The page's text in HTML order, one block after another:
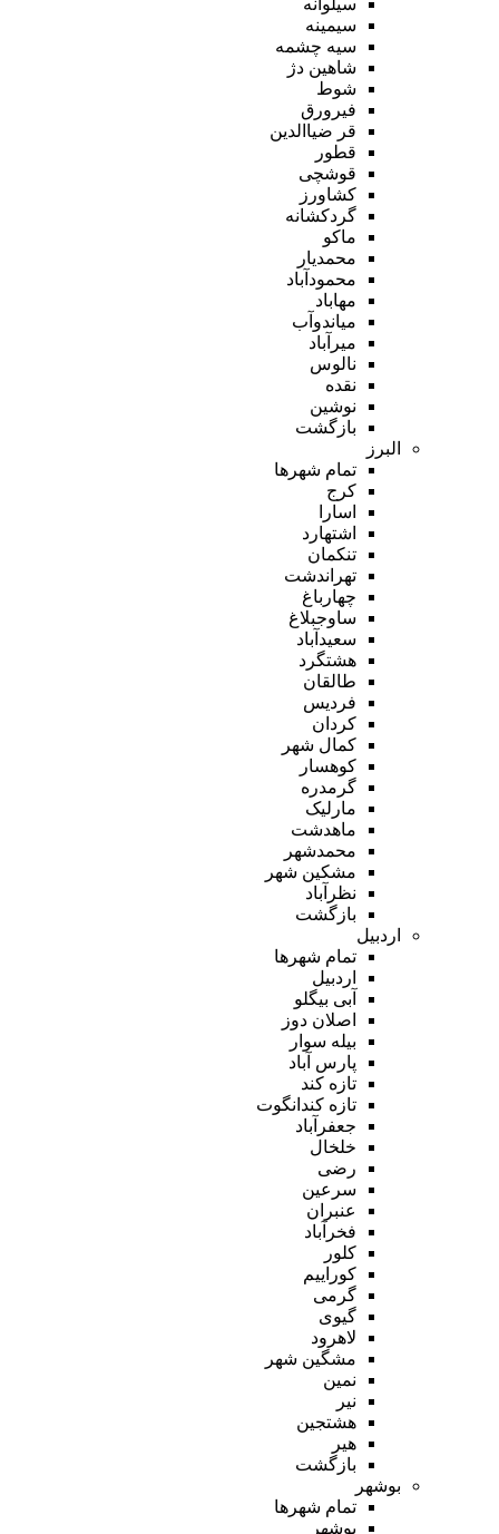
سیمینه
سیه چشمه
شاهین دژ
شوط
فیرورق
قر ضیاالدین
قطور
قوشچی
کشاورز
گردکشانه
ماکو
محمدیار
محمودآباد
مهاباد
میاندوآب
میرآباد
نالوس
نقده
نوشین
بازگشت
البرز
تمام شهر‌ها
کرج
اسارا
اشتهارد
تنکمان
تهراندشت
چهارباغ
ساوجبلاغ
سعیدآباد
هشتگرد
طالقان
فردیس
کردان
کمال شهر
کوهسار
گرمدره
مارلیک
ماهدشت
محمدشهر
مشکین شهر
نظرآباد
بازگشت
اردبیل
تمام شهر‌ها
اردبیل
آبی بیگلو
اصلان دوز
بیله سوار
پارس آباد
تازه کند
تازه کندانگوت
جعفرآباد
خلخال
رضی
سرعین
عنبران
فخرآباد
کلور
کوراییم
گرمی
گیوی
لاهرود
مشگین شهر
نمین
نیر
هشتجین
هیر
بازگشت
بوشهر
تمام شهر‌ها
بوشهر